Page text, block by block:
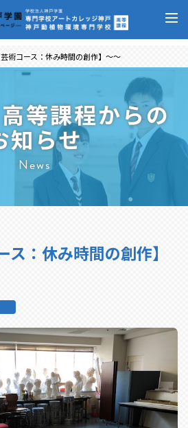
術コース：休み時間の創作】～～
等課程からの
知らせ
News
ス：休み時間の創作】